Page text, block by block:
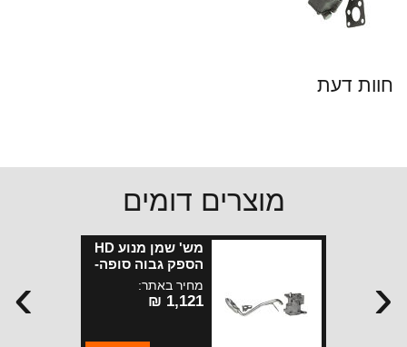
חוות דעת
מוצרים דומים
מש' שמן מנוע HD
הספק גבוה סופה-
CJ-YJ-XJ-ZJ-TJ
מחיר באתר:
1,121 ₪
› ‹